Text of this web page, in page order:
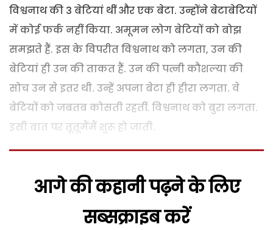
विश्वनाथ की 3 बेटियां थीं और एक बेटा. उन्होंने बेटाबेटियों
में कोई फर्क नहीं किया. अमूमन लोग बेटियों को बोझ
समझते हैं. इस के विपरीत विश्वनाथ को लगता, उन की
बेटियां ही उन की ताकत हैं. उन की पत्नी कौशल्या की
सोच उन से इतर थी. उन्हें अपना बेटा ही हीरा लगता. वे
बेटियों को जबतब कोसती रहतीं. विश्वनाथ को बुरा लगता.
इसी बात पर तूतूमैंमैं शुरू हो जाती.
आगे की कहानी पढ़ने के लिए
सब्सक्राइब करें